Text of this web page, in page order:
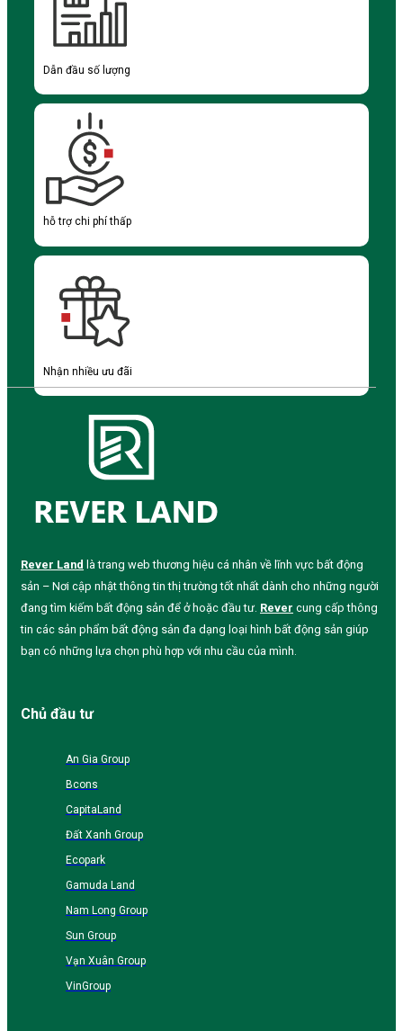
Dẫn đầu số lượng
hỗ trợ chi phí thấp
Nhận nhiều ưu đãi
Rever Land là trang web thương hiệu cá nhân về lĩnh vực bất động
sản – Nơi cập nhật thông tin thị trường tốt nhất dành cho những người
đang tìm kiếm bất động sản để ở hoặc đầu tư. Rever cung cấp thông
tin các sản phẩm bất động sản đa dạng loại hình bất động sản giúp
bạn có những lựa chọn phù hợp với nhu cầu của mình.
Chủ đầu tư
An Gia Group
Bcons
CapitaLand
Đất Xanh Group
Ecopark
Gamuda Land
Nam Long Group
Sun Group
Vạn Xuân Group
VinGroup